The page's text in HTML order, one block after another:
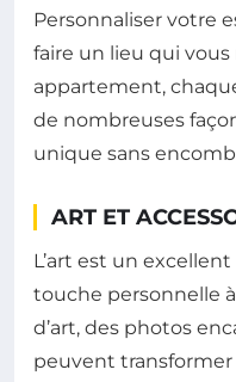
Personnaliser votre
faire un lieu qui
appartement,
de nombreuses
unique sans
ART ET
L’art est un
touche personnelle
d’art, des photos
peuvent